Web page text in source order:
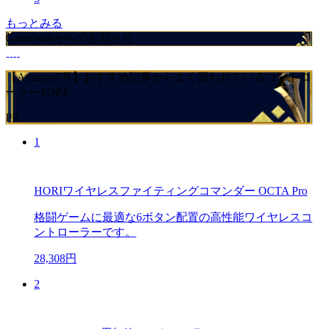
もっとみる
GameWithからのお知らせ
【Amazon7月】おすすめ記事からよく買われているコントロ
ーラーTOP4
PR
1
HORIワイヤレスファイティングコマンダー OCTA Pro
格闘ゲームに最適な6ボタン配置の高性能ワイヤレスコ
ントローラーです。
28,308円
2